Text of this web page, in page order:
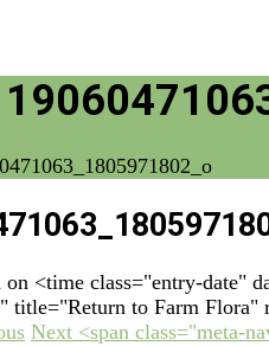
on <time class="entry-
to Farm Flora"
Next <span class="meta-